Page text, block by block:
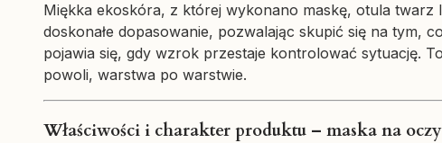
Miękka ekoskóra, z której wykonano maskę, otula twarz
doskonałe dopasowanie, pozwalając skupić się na tym,
pojawia się, gdy wzrok przestaje kontrolować sytuację.
powoli, warstwa po warstwie.
Właściwości i charakter produktu – maska na